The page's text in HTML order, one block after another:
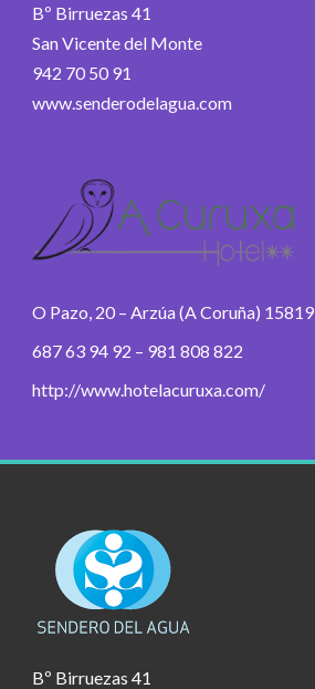
Bº Birruezas 41
San Vicente del Monte
942 70 50 91
www.senderodelagua.com
O Pazo, 20 – Arzúa (A Coruña) 15819
687 63 94 92 – 981 808 822
http://www.hotelacuruxa.com/
Bº Birruezas 41